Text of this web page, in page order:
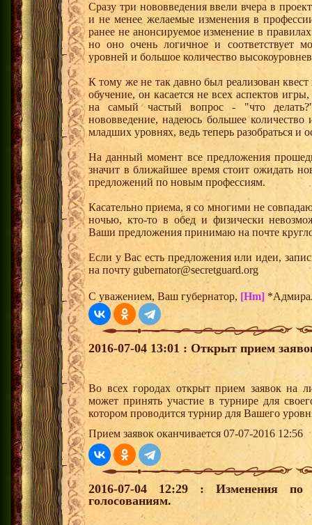
Сразу три нововведения ввели вчера в
и не менее желаемые изменения в
ранее не анонсируемое изменение в
но оно очень логичное и соответствует
уровней и большое количество
К тому же не так давно был реализован
обучение, он касается не всех аспектов
на самый частый вопрос - "что
нововведение, надеюсь большее количество
младших уровнях, ведь теперь разобраться и
На данный момент все предложения
значит в ближайшее время стоит ожидать
предложений по новым профессиям.
Касательно приема, я со многими не
ночью, кто-то в обед и физически
Ваши предложения принимаю на почте
Если у Вас есть предложения или идеи,
на почту gubernator@secretguard.org
С уважением, Ваш губернатор, [Hm]
2016-07-04 13:01 : Открыт прием
Во всех городах открыт прием заявок на
может принять участие в турнире для
котором проводится турнир для Вашего
Прием заявок оканчивается 07-07-2016 12:56
2016-07-04 12:29 : Изменения по
голосованиям.